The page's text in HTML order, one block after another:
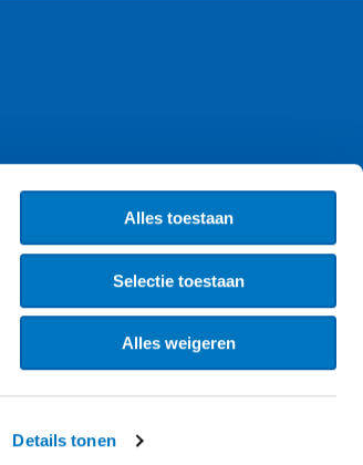
Details tonen
Alles toestaan
Selectie toestaan
Alles weigeren